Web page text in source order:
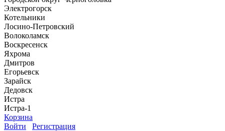
Электрогорск
Котельники
Лосино-Петровский
Волоколамск
Воскресенск
Яхрома
Дмитров
Егорьевск
Зарайск
Дедовск
Истра
Истра-1
Корзина
Войти
Регистрация